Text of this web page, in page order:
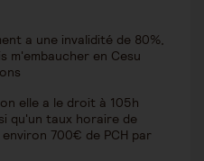
a une invalidité de 80%,
m'embaucher en Cesu
elle a le droit à 105h
qu'un taux horaire de
700€ de PCH par